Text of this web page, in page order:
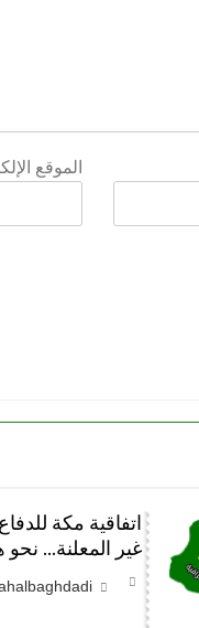
الموقع
اتفاقية مكة
غير المعلنة…